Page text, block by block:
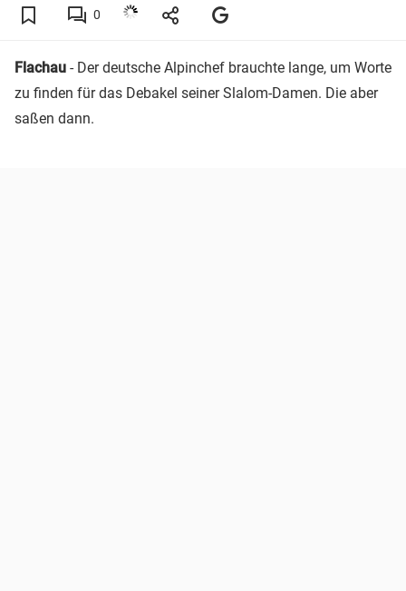
0
Flachau - Der deutsche Alpinchef brauchte lange, um Worte
zu finden für das Debakel seiner Slalom-Damen. Die aber
saßen dann.